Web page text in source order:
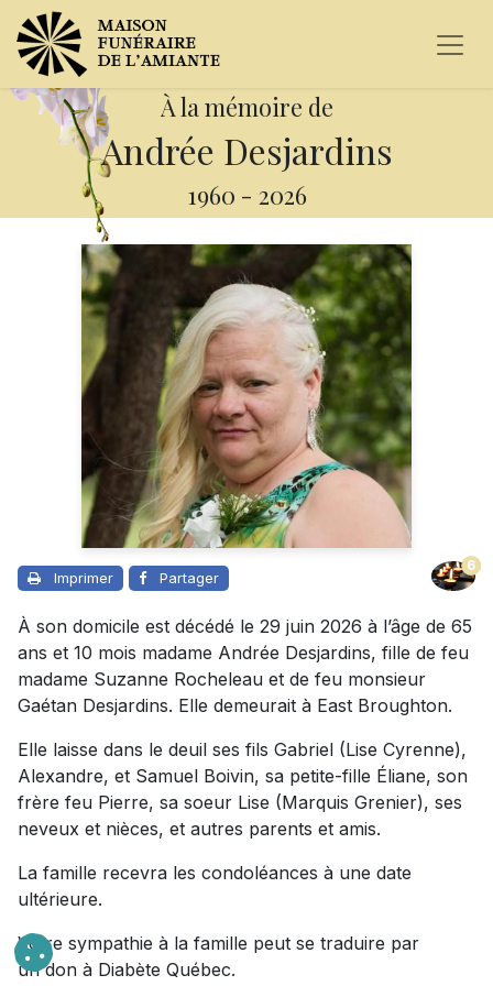
À la mémoire de
Andrée Desjardins
1960 - 2026
Imprimer Partager
6
À son domicile est décédé le 29 juin 2026 à l’âge de 65
ans et 10 mois madame Andrée Desjardins, fille de feu
madame Suzanne Rocheleau et de feu monsieur
Gaétan Desjardins. Elle demeurait à East Broughton.
Elle laisse dans le deuil ses fils Gabriel (Lise Cyrenne),
Alexandre, et Samuel Boivin, sa petite-fille Éliane, son
frère feu Pierre, sa soeur Lise (Marquis Grenier), ses
neveux et nièces, et autres parents et amis.
La famille recevra les condoléances à une date
ultérieure.
Votre sympathie à la famille peut se traduire par
un don à Diabète Québec.